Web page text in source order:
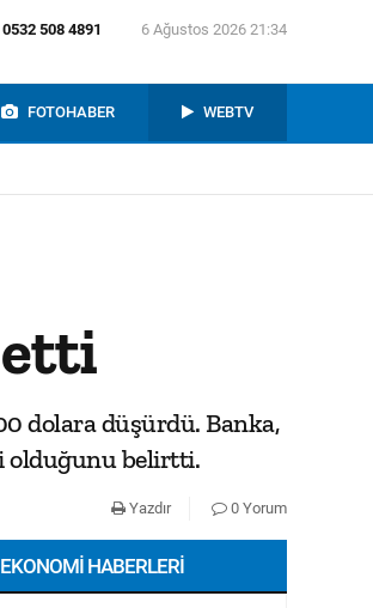
0532 508 4891 6 Ağustos 2026 21:34
FOTOHABER WEBTV
etti
dolara düşürdü. Banka,
olduğunu belirtti.
Yazdır 0 Yorum
HABERLERI